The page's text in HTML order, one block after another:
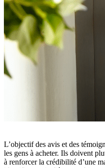
L’objectif des avis et des
les gens à acheter. Ils doivent
à renforcer la crédibilité d’une